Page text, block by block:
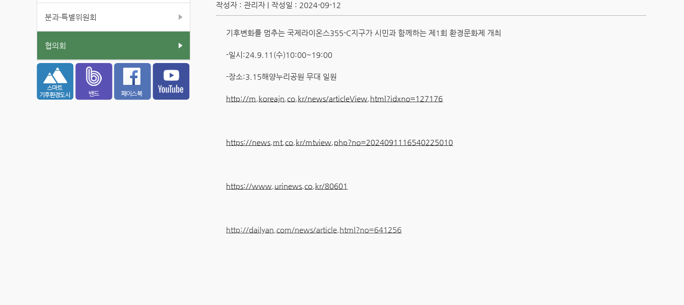
분과·특별위원회
협의회
작성자 : 관리자 | 작성일 : 2024-09-12
기후변화를 멈추는 국제라이온스355-C지구가 시민과 함께하는 제1회 환경문화제 개최
-일시:24.9.11(수)10:00~19:00
-장소:3.15해양누리공원 무대 일원
http://m.koreajn.co.kr/news/articleView.html?idxno=127176
https://news.mt.co.kr/mtview.php?no=2024091116540225010
https://www.urinews.co.kr/80601
http://dailyan.com/news/article.html?no=641256